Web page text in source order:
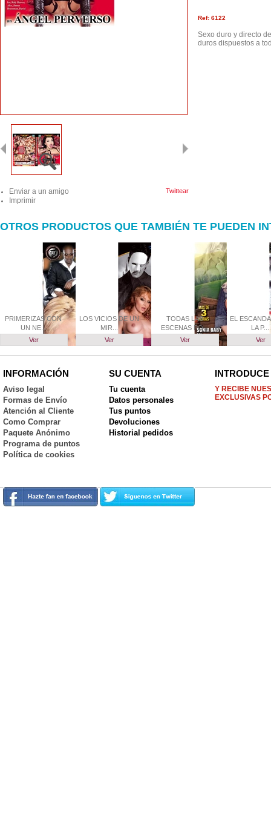
Enviar a un amigo
Imprimir
Twittear
Ref: 6122
Sexo duro y directo
duros dispuestos a
OTROS PRODUCTOS QUE TAMBIÉN TE PUEDEN
PRIMERIZAS CON
UN NE...
Ver
LOS VICIOS DE UN
MIR...
Ver
TODAS LAS
ESCENAS PO...
Ver
EL
LA P...
Ver
INFORMACIÓN
Aviso legal
Formas de Envío
Atención al Cliente
Como Comprar
Paquete Anónimo
Programa de puntos
Política de cookies
SU CUENTA
Tu cuenta
Datos personales
Tus puntos
Devoluciones
Historial pedidos
Y RECIBE
EXCLUSIVAS